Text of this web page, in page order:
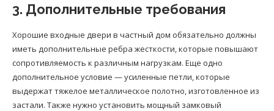
3. Дополнительные требования
Хорошие входные двери в частный дом обязательно должны
иметь дополнительные ребра жесткости, которые повышают
сопротивляемость к различным нагрузкам. Еще одно
дополнительное условие — усиленные петли, которые
выдержат тяжелое металлическое полотно, изготовленное из
застали. Также нужно установить мощный замковый